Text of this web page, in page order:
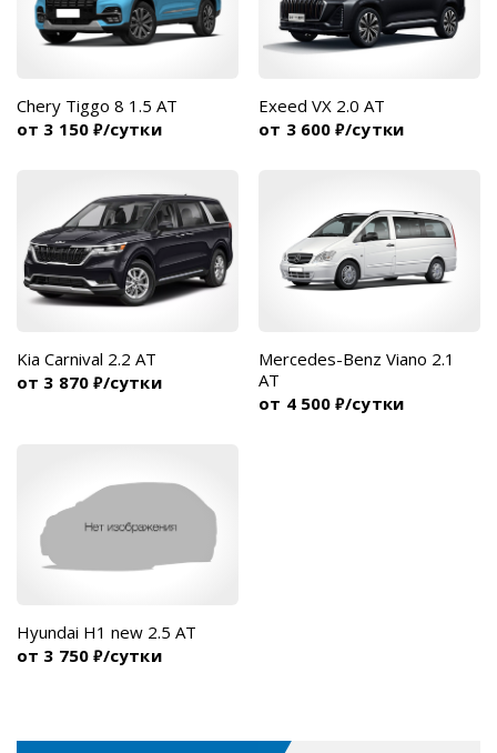
Chery Tiggo 8 1.5 AT
от 3 150 ₽/сутки
Exeed VX 2.0 AT
от 3 600₽/сутки
Kia Carnival 2.2 AT
от 3 870 ₽/сутки
Mercedes-Benz Viano 2.1
AT
от 4 500₽/сутки
Hyundai H1 new 2.5 AT
от 3 750 ₽/сутки